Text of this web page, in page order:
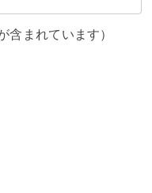
含まれています）